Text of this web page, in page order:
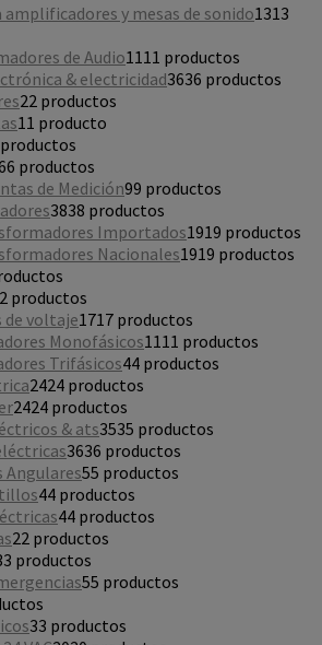
amplificadores y mesas de sonido1313
de Audio11 11 productos
& electricidad3636 productos
22 productos
1 1 producto
6 productos
de Medición99 productos
3838 productos
Importados1919 productos
Nacionales1919 productos
productos
de voltaje1717 productos
Monofásicos11 11 productos
Trifásicos44 productos
2424 productos
2424 productos
& ats3535 productos
3636 productos
Angulares55 productos
44 productos
44 productos
22 productos
3 productos
55 productos
33 productos